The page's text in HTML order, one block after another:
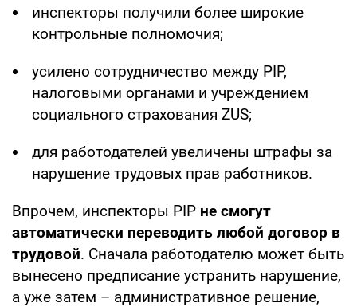
инспекторы получили более широкие
контрольные полномочия;
усилено сотрудничество между PIP,
налоговыми органами и учреждением
социального страхования ZUS;
для работодателей увеличены штрафы за
нарушение трудовых прав работников.
Впрочем, инспекторы PIP не смогут
автоматически переводить любой договор в
трудовой. Сначала работодателю может быть
вынесено предписание устранить нарушение,
а уже затем – административное решение,